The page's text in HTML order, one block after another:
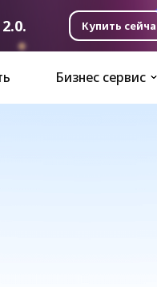
Купить
Бизнес сервис